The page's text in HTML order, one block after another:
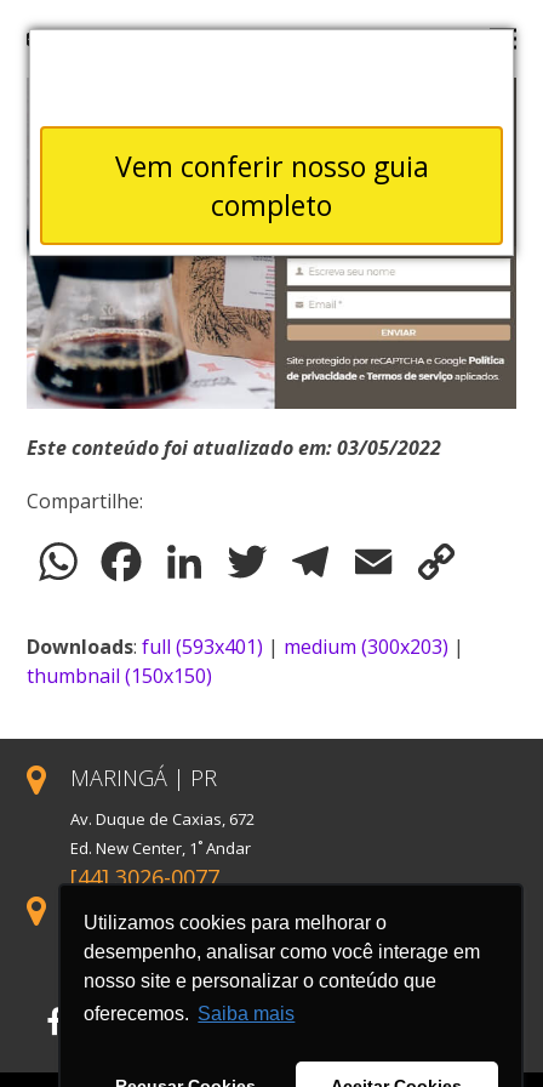
Vem conferir nosso guia
completo
Utilizamos cookies para melhorar o
desempenho, analisar como você interage em
nosso site e personalizar o conteúdo que
oferecemos. Saiba mais
Este conteúdo foi atualizado em: 03/05/2022
Compartilhe:
WhatsAppFacebookLinkedIn Twitter TelegramEmail
Downloads:full (593x401) | medium (300x203) |
thumbnail (150x150)
MARINGÁ | PR
Av. Duque de Caxias, 672
Ed. New Center, 1˚ Andar
[44] 3026-0077
SÃO PAULO | SP
Rua Florida, 1738, Conj. 121
Cidade Monções
Facebook
LinkedIn
Instagram